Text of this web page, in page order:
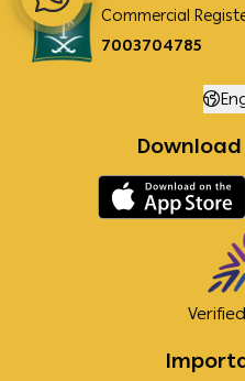
Commercial
7003704785